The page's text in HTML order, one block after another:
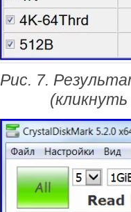
Рис. 7.
(кликнуть